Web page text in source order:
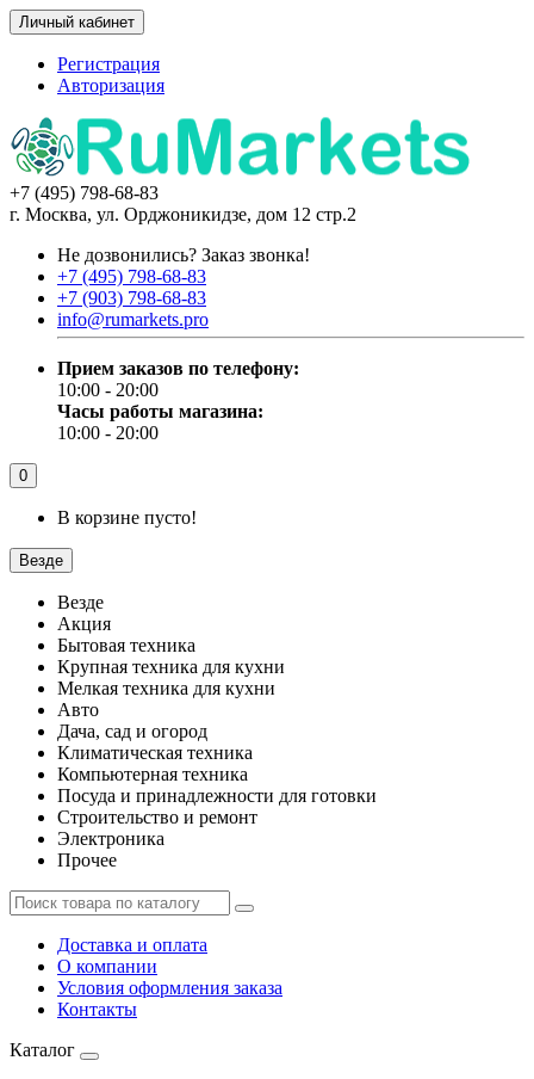
Личный кабинет
Регистрация
Авторизация
+7 (495) 798-68-83
г. Москва, ул. Орджоникидзе, дом 12 стр.2
Не дозвонились? Заказ звонка!
+7 (495) 798-68-83
+7 (903) 798-68-83
info@rumarkets.pro
Прием заказов по телефону:
10:00 - 20:00
Часы работы магазина:
10:00 - 20:00
0
В корзине пусто!
Везде
Везде
Акция
Бытовая техника
Крупная техника для кухни
Мелкая техника для кухни
Авто
Дача, сад и огород
Климатическая техника
Компьютерная техника
Посуда и принадлежности для готовки
Строительство и ремонт
Электроника
Прочее
Доставка и оплата
О компании
Условия оформления заказа
Контакты
Каталог